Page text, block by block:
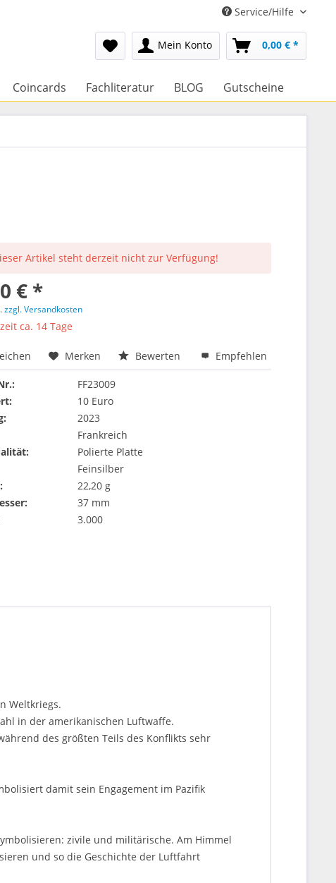
Service/Hilfe
Mein Konto 0,00 € *
Coincards Fachliteratur BLOG Gutscheine
Artikel steht derzeit nicht zur Verfügung!
€ *
zzgl. Versandkosten
ca. 14 Tage
Merken Bewerten Empfehlen
FF23009
10 Euro
2023
Frankreich
Polierte Platte
Feinsilber
22,20 g
37 mm
3.000
Weltkriegs.
in der amerikanischen Luftwaffe.
des größten Teils des Konflikts sehr
damit sein Engagement im Pazifik
zivile und militärische. Am Himmel
und so die Geschichte der Luftfahrt